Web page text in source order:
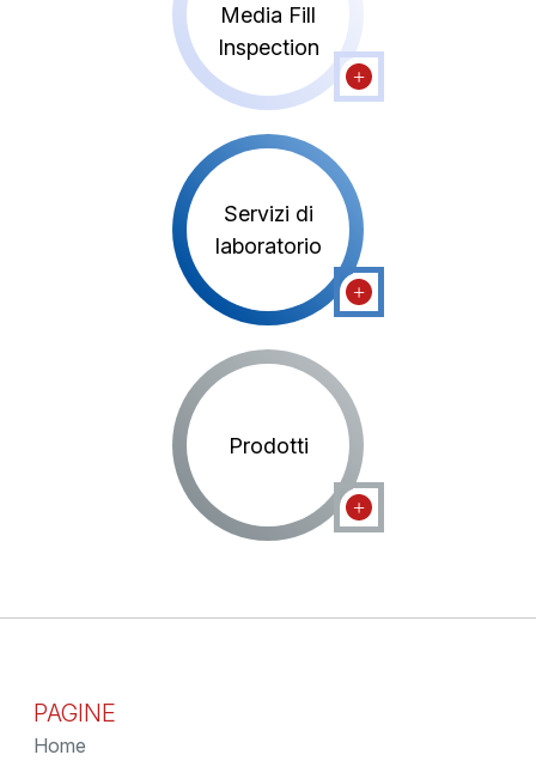
Media Fill
Inspection
Servizi di
laboratorio
Prodotti
PAGINE
Home